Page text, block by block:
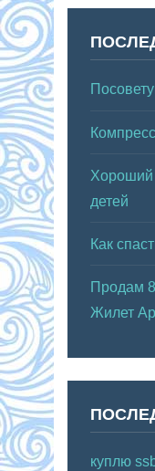
Хороший
детей
Как
Продам
Жилет
куплю